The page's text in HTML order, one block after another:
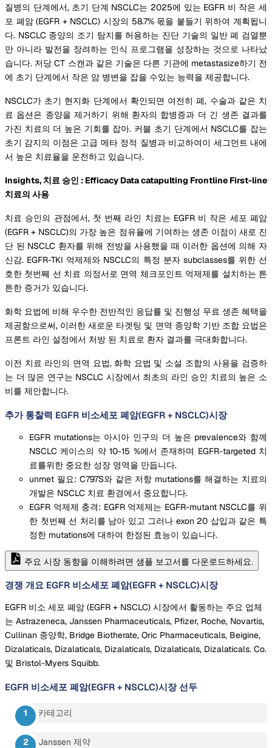
질병의 단계에서, 초기 단계 NSCLC는 2025에 있는 EGFR 비 작은 세
포 폐암 (EGFR + NSCLC) 시장의 58.7% 몫을 붙들기 위하여 계획됩니
다. NSCLC 종양의 조기 탐지를 허용하는 진단 기술의 일반 폐 검열뿐
만 아니라 발전을 장려하는 인식 프로그램을 성장하는 것으로 나타났
습니다. 저당 CT 스캔과 같은 기술은 다른 기관에 metastasize하기 전
에 초기 단계에서 작은 암 병변을 잡을 수있는 능력을 제공합니다.
NSCLC가 초기 현지화 단계에서 확인되면 여전히 폐, 수술과 같은 치
료 옵션은 종양을 제거하기 위해 환자의 합병증과 더 긴 생존 결과를
가진 치료의 더 높은 기회를 잡아. 커블 초기 단계에서 NSCLC를 잡는
초기 감지의 이점은 고급 메타 정적 질병과 비교하여이 세그먼트 내에
서 높은 치료율을 운전하고 있습니다.
Insights, 치료 승인 : Efficacy Data catapulting Frontline First-line
치료의 사용
치료 승인의 관점에서, 첫 번째 라인 치료는 EGFR 비 작은 세포 폐암
(EGFR + NSCLC)의 가장 높은 점유율에 기여하는 생존 이점이 새로 진
단 된 NSCLC 환자를 위해 전방을 사용했을 때 이러한 옵션에 의해 자
신감. EGFR-TKI 억제제와 NSCLC의 특정 분자 subclasses를 위한 선
호한 첫번째 선 치료 의정서로 면역 체크포인트 억제제를 설치하는 튼
튼한 증거가 있습니다.
화학 요법에 비해 우수한 전반적인 응답률 및 진행성 무료 생존 혜택을
제공함으로써, 이러한 새로운 타겟팅 및 면역 종양학 기반 조합 요법은
프론트 라인 설정에서 처방 된 치료로 환자 결과를 극대화합니다.
이전 치료 라인의 면역 요법, 화학 요법 및 소설 조합의 사용을 검증하
는 더 많은 연구는 NSCLC 시장에서 최초의 라인 승인 치료의 높은 소
비를 제안합니다.
추가 통찰력 EGFR 비소세포 폐암(EGFR + NSCLC)시장
EGFR mutations는 아시아 인구의 더 높은 prevalence와 함께
NSCLC 케이스의 약 10-15 %에서 존재하며 EGFR-targeted 치
료를위한 중요한 성장 영역을 만듭니다.
unmet 필요: C797S와 같은 저항 mutations를 해결하는 치료의
개발은 NSCLC 치료 환경에서 중요합니다.
EGFR 억제제 충격: EGFR 억제제는 EGFR-mutant NSCLC를 위
한 첫번째 선 처리를 남아 있고 그러나 exon 20 삽입과 같은 특
정한 mutations에 대하여 한정된 효능이 있습니다.
주요 시장 동향을 이해하려면 샘플 보고서를 다운로드하세요.
경쟁 개요 EGFR 비소세포 폐암(EGFR + NSCLC)시장
EGFR 비소 세포 폐암 (EGFR + NSCLC) 시장에서 활동하는 주요 업체
는 Astrazeneca, Janssen Pharmaceuticals, Pfizer, Roche, Novartis,
Cullinan 종양학, Bridge Biotherate, Oric Pharmaceuticals, Beigine,
Dizalaticals, Dizalaticals, Dizalaticals, Dizalaticals, Dizalaticals. Co.
및 Bristol-Myers Squibb.
EGFR 비소세포 폐암(EGFR + NSCLC)시장 선두
카테고리
Janssen 제약